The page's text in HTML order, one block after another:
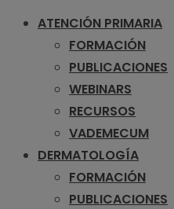
ATENCIÓN PRIMARIA
FORMACIÓN
PUBLICACIONES
WEBINARS
RECURSOS
VADEMECUM
DERMATOLOGÍA
FORMACIÓN
PUBLICACIONES